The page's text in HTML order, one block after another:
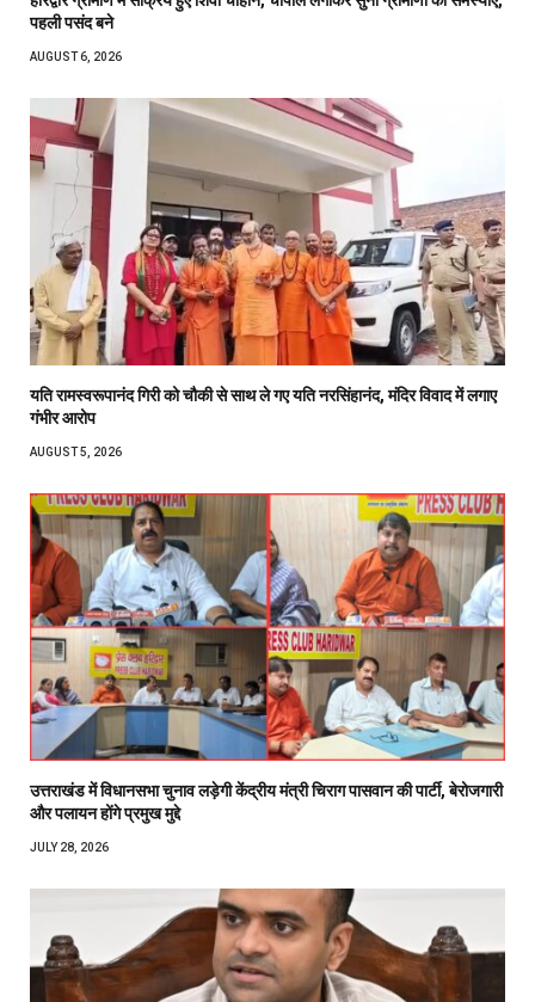
पहली पसंद बने
AUGUST 6, 2026
यति रामस्वरूपानंद गिरी को चौकी से साथ ले गए यति नरसिंहानंद, मंदिर विवाद में लगाए
गंभीर आरोप
AUGUST 5, 2026
उत्तराखंड में विधानसभा चुनाव लड़ेगी केंद्रीय मंत्री चिराग पासवान की पार्टी, बेरोजगारी
और पलायन होंगे प्रमुख मुद्दे
JULY 28, 2026